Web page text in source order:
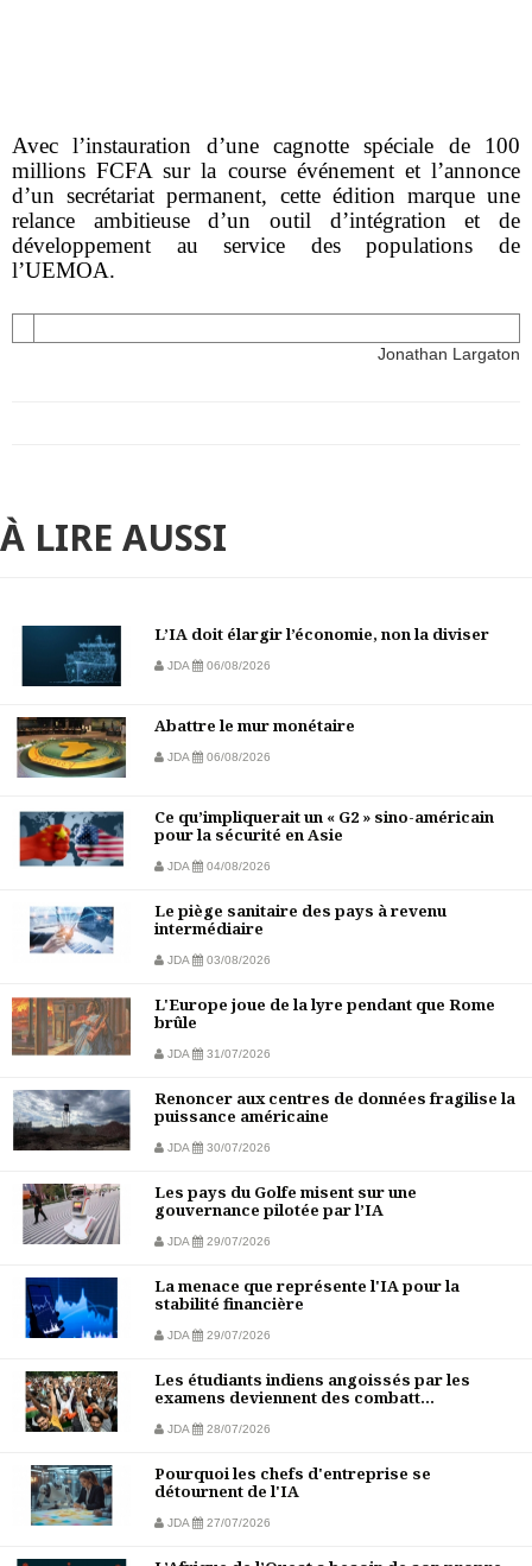
Avec l’instauration d’une cagnotte spéciale de 100
millions FCFA sur la course événement et l’annonce
d’un secrétariat permanent, cette édition marque une
relance ambitieuse d’un outil d’intégration et de
développement au service des populations de
l’UEMOA.
Jonathan Largaton
À LIRE AUSSI
L’IA doit élargir l’économie, non la diviser
JDA 06/08/2026
Abattre le mur monétaire
JDA 06/08/2026
Ce qu’impliquerait un « G2 » sino-américain
pour la sécurité en Asie
JDA 04/08/2026
Le piège sanitaire des pays à revenu
intermédiaire
JDA 03/08/2026
L'Europe joue de la lyre pendant que Rome
brûle
JDA 31/07/2026
Renoncer aux centres de données fragilise la
puissance américaine
JDA 30/07/2026
Les pays du Golfe misent sur une
gouvernance pilotée par l’IA
JDA 29/07/2026
La menace que représente l'IA pour la
stabilité financière
JDA 29/07/2026
Les étudiants indiens angoissés par les
examens deviennent des combatt...
JDA 28/07/2026
Pourquoi les chefs d'entreprise se
détournent de l'IA
JDA 27/07/2026